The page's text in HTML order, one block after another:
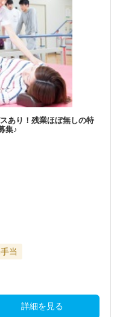
あり！残業ほぼ無しの特
集♪
当
詳細を見る